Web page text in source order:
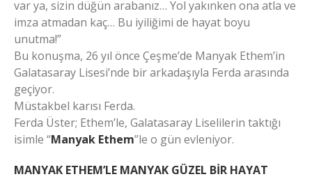
var ya, sizin düğün arabanız… Yol yakınken ona atla ve
imza atmadan kaç… Bu iyiliğimi de hayat boyu
unutma!”
Bu konuşma, 26 yıl önce Çeşme’de Manyak Ethem’in
Galatasaray Lisesi’nde bir arkadaşıyla Ferda arasında
geçiyor.
Müstakbel karısı Ferda.
Ferda Üster; Ethem’le, Galatasaray Liselilerin taktığı
isimle “Manyak Ethem”le o gün evleniyor.
MANYAK ETHEM’LE MANYAK GÜZEL BİR HAYAT